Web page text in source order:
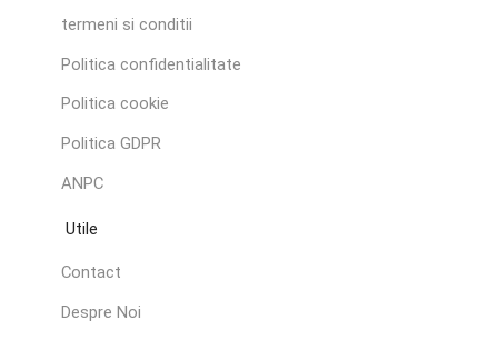
termeni si conditii
Politica confidentialitate
Politica cookie
Politica GDPR
ANPC
Utile
Contact
Despre Noi